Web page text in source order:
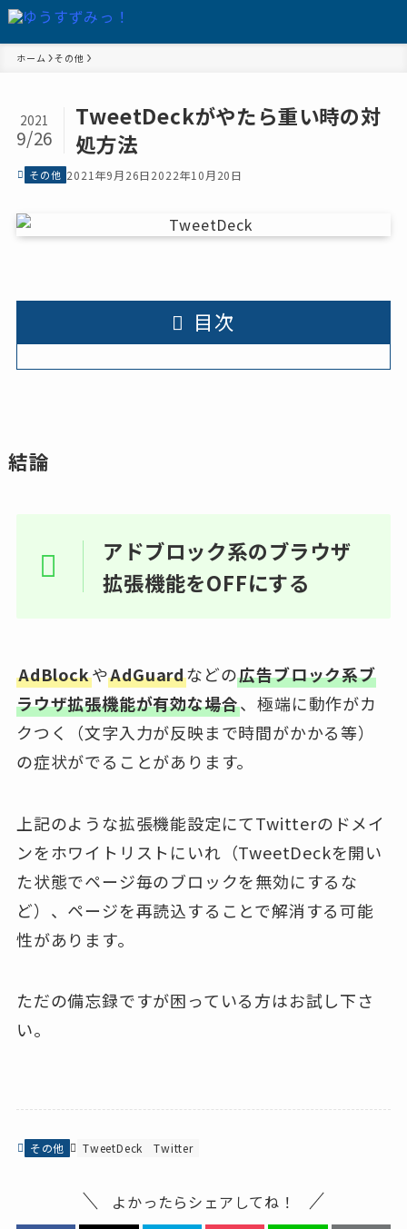
ホーム その他
TweetDeckがやたら重い時の対
処方法
2021
9/26
その他 2021年9月26日2022年10月20日
目次
結論
アドブロック系のブラウザ
拡張機能をOFFにする
AdBlockやAdGuardなどの広告ブロック系ブ
ラウザ拡張機能が有効な場合、極端に動作がカ
クつく（文字入力が反映まで時間がかかる等）
の症状がでることがあります。
上記のような拡張機能設定にてTwitterのドメイ
ンをホワイトリストにいれ（TweetDeckを開い
た状態でページ毎のブロックを無効にするな
ど）、ページを再読込することで解消する可能
性があります。
ただの備忘録ですが困っている方はお試し下さ
い。
その他 TweetDeck Twitter
よかったらシェアしてね！